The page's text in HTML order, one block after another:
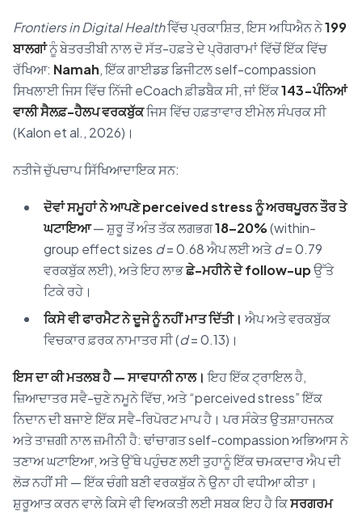
Frontiers in Digital Healthਵਿੱਚ ਪ੍ਰਕਾਸ਼ਿਤ, ਇਸ ਅਧਿਐਨ ਨੇ199
ਬਾਲਗਾਂਨੂੰ ਬੇਤਰਤੀਬੀ ਨਾਲ ਦੋ ਸੱਤ-ਹਫ਼ਤੇ ਦੇ ਪ੍ਰੋਗਰਾਮਾਂ ਵਿੱਚੋਂ ਇੱਕ ਵਿੱਚ
ਰੱਖਿਆ: Namah, ਇੱਕ ਗਾਈਡਡ ਡਿਜੀਟਲ self-compassion
ਸਿਖਲਾਈ ਜਿਸ ਵਿੱਚ ਨਿੱਜੀ eCoach ਫ਼ੀਡਬੈਕ ਸੀ, ਜਾਂ ਇੱਕ143-ਪੰਨਿਆਂ
ਵਾਲੀ ਸੈਲਫ਼-ਹੈਲਪ ਵਰਕਬੁੱਕਜਿਸ ਵਿੱਚ ਹਫ਼ਤਾਵਾਰ ਈਮੇਲ ਸੰਪਰਕ ਸੀ
(Kalon et al., 2026)।
ਨਤੀਜੇ ਚੁੱਪਚਾਪ ਸਿੱਖਿਆਦਾਇਕ ਸਨ:
ਦੋਵਾਂ ਸਮੂਹਾਂ ਨੇ ਆਪਣੇ perceived stress ਨੂੰ ਅਰਥਪੂਰਨ ਤੌਰ ਤੇ
ਘਟਾਇਆ— ਸ਼ੁਰੂ ਤੋਂ ਅੰਤ ਤੱਕ ਲਗਭਗ18–20%(within-
group effect sizes d= 0.68 ਐਪ ਲਈ ਅਤੇd= 0.79
ਵਰਕਬੁੱਕ ਲਈ), ਅਤੇ ਇਹ ਲਾਭਛੇ-ਮਹੀਨੇ ਦੇ follow-upਉੱਤੇ
ਟਿਕੇ ਰਹੇ।
ਕਿਸੇ ਵੀ ਫਾਰਮੈਟ ਨੇ ਦੂਜੇ ਨੂੰ ਨਹੀਂ ਮਾਤ ਦਿੱਤੀ। ਐਪ ਅਤੇ ਵਰਕਬੁੱਕ
ਵਿਚਕਾਰ ਫ਼ਰਕ ਨਾਮਾਤਰ ਸੀ (d= 0.13)।
ਇਸ ਦਾ ਕੀ ਮਤਲਬ ਹੈ — ਸਾਵਧਾਨੀ ਨਾਲ। ਇਹ ਇੱਕ ਟ੍ਰਾਇਲ ਹੈ,
ਜ਼ਿਆਦਾਤਰ ਸਵੈ-ਚੁਣੇ ਨਮੂਨੇ ਵਿੱਚ, ਅਤੇ “perceived stress” ਇੱਕ
ਨਿਦਾਨ ਦੀ ਬਜਾਏ ਇੱਕ ਸਵੈ-ਰਿਪੋਰਟ ਮਾਪ ਹੈ। ਪਰ ਸੰਕੇਤ ਉਤਸ਼ਾਹਜਨਕ
ਅਤੇ ਤਾਜ਼ਗੀ ਨਾਲ ਜ਼ਮੀਨੀ ਹੈ: ਢਾਂਚਾਗਤ self-compassion ਅਭਿਆਸ ਨੇ
ਤਣਾਅ ਘਟਾਇਆ, ਅਤੇ ਉੱਥੇ ਪਹੁੰਚਣ ਲਈ ਤੁਹਾਨੂੰ ਇੱਕ ਚਮਕਦਾਰ ਐਪ ਦੀ
ਲੋੜ ਨਹੀਂ ਸੀ — ਇੱਕ ਚੰਗੀ ਬਣੀ ਵਰਕਬੁੱਕ ਨੇ ਉਨਾ ਹੀ ਵਧੀਆ ਕੀਤਾ।
ਸ਼ੁਰੂਆਤ ਕਰਨ ਵਾਲੇ ਕਿਸੇ ਵੀ ਵਿਅਕਤੀ ਲਈ ਸਬਕ ਇਹ ਹੈ ਕਿਸਰਗਰਮ